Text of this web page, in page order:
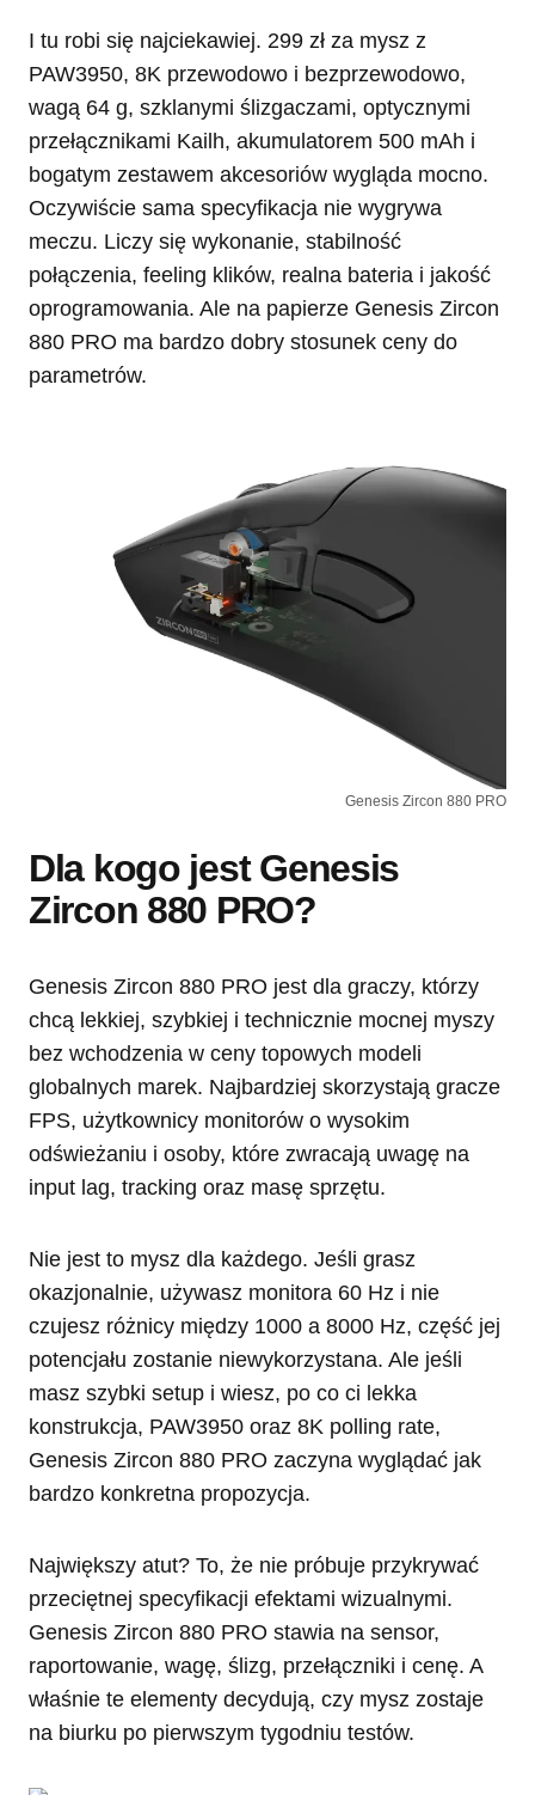
I tu robi się najciekawiej. 299 zł za mysz z
PAW3950, 8K przewodowo i bezprzewodowo,
wagą 64 g, szklanymi ślizgaczami, optycznymi
przełącznikami Kailh, akumulatorem 500 mAh i
bogatym zestawem akcesoriów wygląda mocno.
Oczywiście sama specyfikacja nie wygrywa
meczu. Liczy się wykonanie, stabilność
połączenia, feeling klików, realna bateria i jakość
oprogramowania. Ale na papierze Genesis Zircon
880 PRO ma bardzo dobry stosunek ceny do
parametrów.
Genesis Zircon 880 PRO
Dla kogo jest Genesis
Zircon 880 PRO?
Genesis Zircon 880 PRO jest dla graczy, którzy
chcą lekkiej, szybkiej i technicznie mocnej myszy
bez wchodzenia w ceny topowych modeli
globalnych marek. Najbardziej skorzystają gracze
FPS, użytkownicy monitorów o wysokim
odświeżaniu i osoby, które zwracają uwagę na
input lag, tracking oraz masę sprzętu.
Nie jest to mysz dla każdego. Jeśli grasz
okazjonalnie, używasz monitora 60 Hz i nie
czujesz różnicy między 1000 a 8000 Hz, część jej
potencjału zostanie niewykorzystana. Ale jeśli
masz szybki setup i wiesz, po co ci lekka
konstrukcja, PAW3950 oraz 8K polling rate,
Genesis Zircon 880 PRO zaczyna wyglądać jak
bardzo konkretna propozycja.
Największy atut? To, że nie próbuje przykrywać
przeciętnej specyfikacji efektami wizualnymi.
Genesis Zircon 880 PRO stawia na sensor,
raportowanie, wagę, ślizg, przełączniki i cenę. A
właśnie te elementy decydują, czy mysz zostaje
na biurku po pierwszym tygodniu testów.